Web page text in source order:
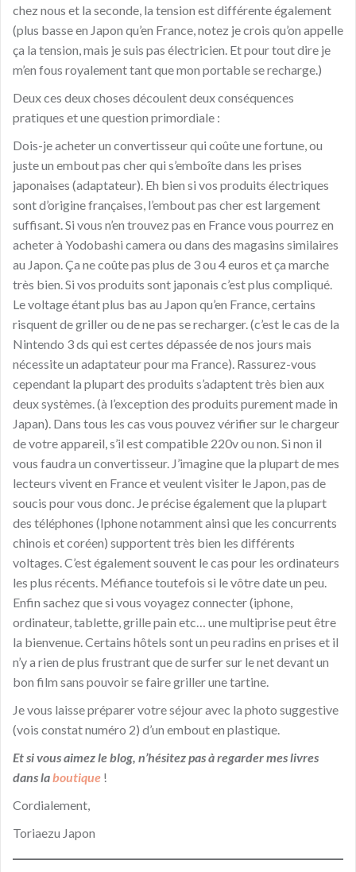
chez nous et la seconde, la tension est différente également
(plus basse en Japon qu’en France, notez je crois qu’on appelle
ça la tension, mais je suis pas électricien. Et pour tout dire je
m’en fous royalement tant que mon portable se recharge.)
Deux ces deux choses découlent deux conséquences
pratiques et une question primordiale :
Dois-je acheter un convertisseur qui coûte une fortune, ou
juste un embout pas cher qui s’emboîte dans les prises
japonaises (adaptateur). Eh bien si vos produits électriques
sont d’origine françaises, l’embout pas cher est largement
suffisant. Si vous n’en trouvez pas en France vous pourrez en
acheter à Yodobashi camera ou dans des magasins similaires
au Japon. Ça ne coûte pas plus de 3 ou 4 euros et ça marche
très bien. Si vos produits sont japonais c’est plus compliqué.
Le voltage étant plus bas au Japon qu’en France, certains
risquent de griller ou de ne pas se recharger. (c’est le cas de la
Nintendo 3 ds qui est certes dépassée de nos jours mais
nécessite un adaptateur pour ma France). Rassurez-vous
cependant la plupart des produits s’adaptent très bien aux
deux systèmes. (à l’exception des produits purement made in
Japan). Dans tous les cas vous pouvez vérifier sur le chargeur
de votre appareil, s’il est compatible 220v ou non. Si non il
vous faudra un convertisseur. J’imagine que la plupart de mes
lecteurs vivent en France et veulent visiter le Japon, pas de
soucis pour vous donc. Je précise également que la plupart
des téléphones (Iphone notamment ainsi que les concurrents
chinois et coréen) supportent très bien les différents
voltages. C’est également souvent le cas pour les ordinateurs
les plus récents. Méfiance toutefois si le vôtre date un peu.
Enfin sachez que si vous voyagez connecter (iphone,
ordinateur, tablette, grille pain etc… une multiprise peut être
la bienvenue. Certains hôtels sont un peu radins en prises et il
n’y a rien de plus frustrant que de surfer sur le net devant un
bon film sans pouvoir se faire griller une tartine.
Je vous laisse préparer votre séjour avec la photo suggestive
(vois constat numéro 2) d’un embout en plastique.
Et si vous aimez le blog, n’hésitez pas à regarder mes livres
dans laboutique !
Cordialement,
Toriaezu Japon